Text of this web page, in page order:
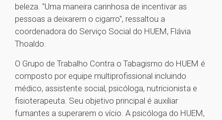
beleza. "Uma maneira carinhosa de incentivar as
pessoas a deixarem o cigarro", ressaltou a
coordenadora do Serviço Social do HUEM, Flávia
Thoaldo.
O Grupo de Trabalho Contra o Tabagismo do HUEM é
composto por equipe multiprofissional incluindo
médico, assistente social, psicóloga, nutricionista e
fisioterapeuta. Seu objetivo principal é auxiliar
fumantes a superarem o vício. A psicóloga do HUEM,